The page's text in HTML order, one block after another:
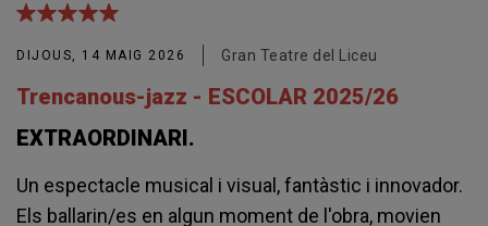
DIJOUS, 14 MAIG 2026 Gran Teatre del Liceu
Trencanous-jazz - ESCOLAR 2025/26
EXTRAORDINARI.
Un espectacle musical i visual, fantàstic i innovador.
Els ballarin/es en algun moment de l'obra, movien